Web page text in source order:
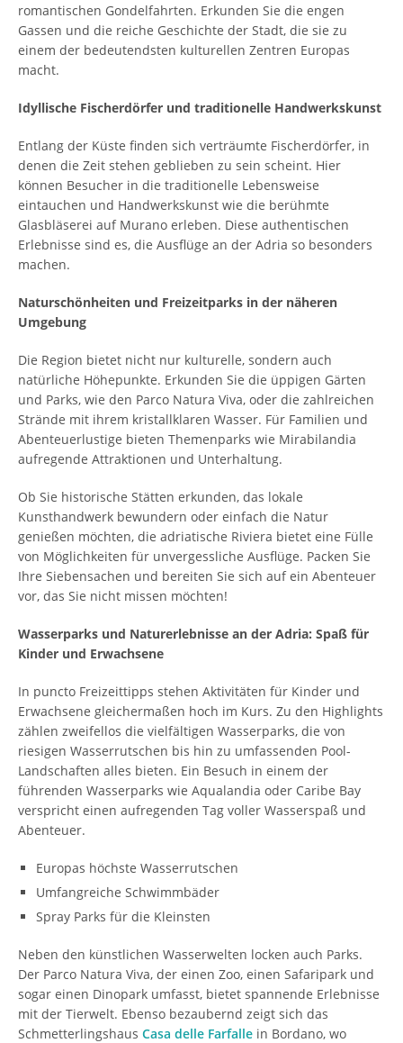
romantischen Gondelfahrten. Erkunden Sie die engen
Gassen und die reiche Geschichte der Stadt, die sie zu
einem der bedeutendsten kulturellen Zentren Europas
macht.
Idyllische Fischerdörfer und traditionelle Handwerkskunst
Entlang der Küste finden sich verträumte Fischerdörfer, in
denen die Zeit stehen geblieben zu sein scheint. Hier
können Besucher in die traditionelle Lebensweise
eintauchen und Handwerkskunst wie die berühmte
Glasbläserei auf Murano erleben. Diese authentischen
Erlebnisse sind es, die Ausflüge an der Adria so besonders
machen.
Naturschönheiten und Freizeitparks in der näheren
Umgebung
Die Region bietet nicht nur kulturelle, sondern auch
natürliche Höhepunkte. Erkunden Sie die üppigen Gärten
und Parks, wie den Parco Natura Viva, oder die zahlreichen
Strände mit ihrem kristallklaren Wasser. Für Familien und
Abenteuerlustige bieten Themenparks wie Mirabilandia
aufregende Attraktionen und Unterhaltung.
Ob Sie historische Stätten erkunden, das lokale
Kunsthandwerk bewundern oder einfach die Natur
genießen möchten, die adriatische Riviera bietet eine Fülle
von Möglichkeiten für unvergessliche Ausflüge. Packen Sie
Ihre Siebensachen und bereiten Sie sich auf ein Abenteuer
vor, das Sie nicht missen möchten!
Wasserparks und Naturerlebnisse an der Adria: Spaß für
Kinder und Erwachsene
In puncto Freizeittipps stehen Aktivitäten für Kinder und
Erwachsene gleichermaßen hoch im Kurs. Zu den Highlights
zählen zweifellos die vielfältigen Wasserparks, die von
riesigen Wasserrutschen bis hin zu umfassenden Pool-
Landschaften alles bieten. Ein Besuch in einem der
führenden Wasserparks wie Aqualandia oder Caribe Bay
verspricht einen aufregenden Tag voller Wasserspaß und
Abenteuer.
Europas höchste Wasserrutschen
Umfangreiche Schwimmbäder
Spray Parks für die Kleinsten
Neben den künstlichen Wasserwelten locken auch Parks.
Der Parco Natura Viva, der einen Zoo, einen Safaripark und
sogar einen Dinopark umfasst, bietet spannende Erlebnisse
mit der Tierwelt. Ebenso bezaubernd zeigt sich das
Schmetterlingshaus Casa delle Farfalle in Bordano, wo